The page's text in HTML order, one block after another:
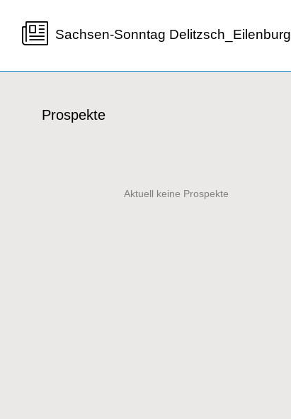
Sachsen-Sonntag Delitzsch_Eilenburg
Prospekte